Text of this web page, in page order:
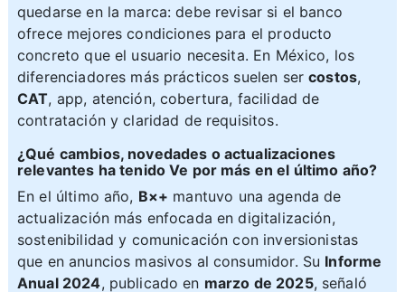
quedarse en la marca: debe revisar si el banco
ofrece mejores condiciones para el producto
concreto que el usuario necesita. En México, los
diferenciadores más prácticos suelen sercostos,
CAT, app, atención, cobertura, facilidad de
contratación y claridad de requisitos.
¿Qué cambios, novedades o actualizaciones
relevantes ha tenido Ve por más en el último año?
En el último año, B×+ mantuvo una agenda de
actualización más enfocada en digitalización,
sostenibilidad y comunicación con inversionistas
que en anuncios masivos al consumidor. Su Informe
Anual 2024, publicado en marzo de 2025, señaló